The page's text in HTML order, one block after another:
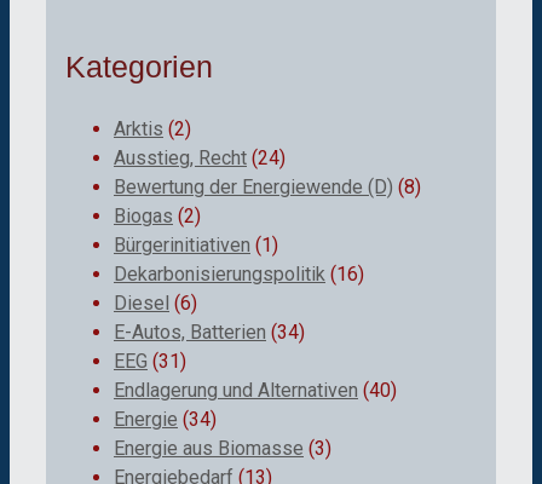
Kategorien
Arktis (2)
Ausstieg, Recht (24)
Bewertung der Energiewende (D) (8)
Biogas (2)
Bürgerinitiativen (1)
Dekarbonisierungspolitik (16)
Diesel (6)
E-Autos, Batterien (34)
EEG (31)
Endlagerung und Alternativen (40)
Energie (34)
Energie aus Biomasse (3)
Energiebedarf (13)